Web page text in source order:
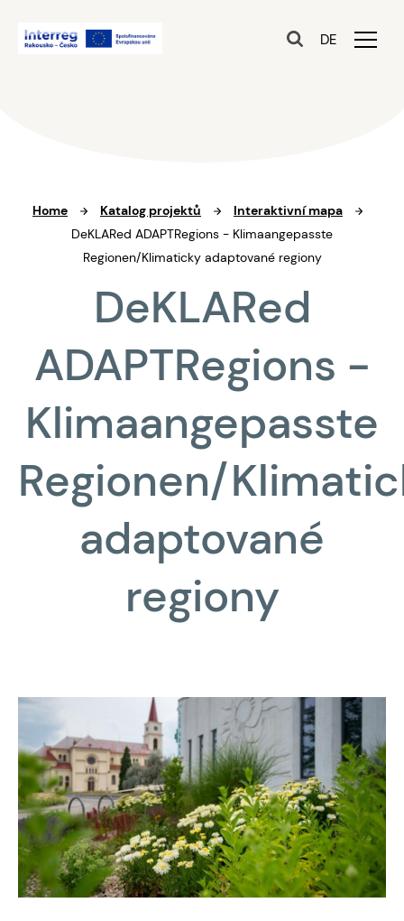
DE
Home Katalog projektů
Interaktivní mapa
DeKLARed ADAPTRegions - Klimaangepasste
Regionen/Klimaticky adaptované regiony
DeKLARed
ADAPTRegions -
Klimaangepasste
Regionen/
adaptované
regiony